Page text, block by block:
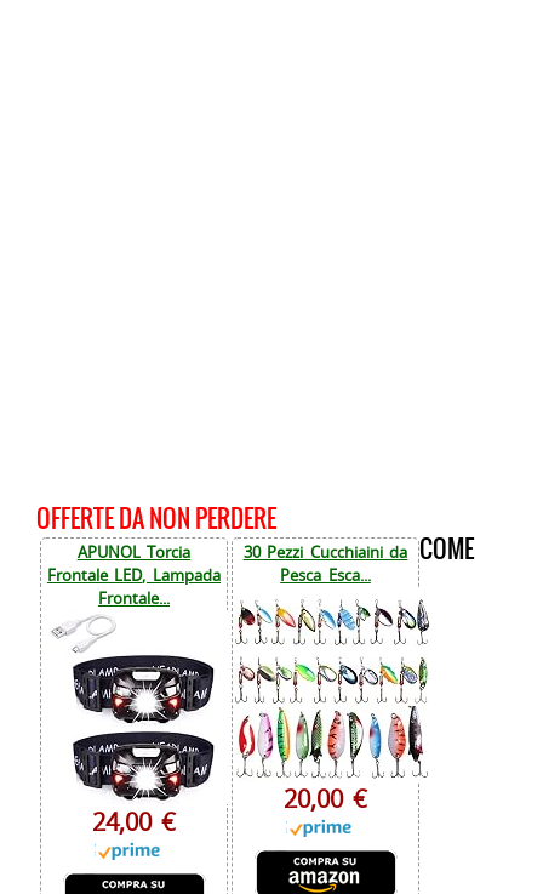
OFFERTE DA NON PERDERE
APUNOL Torcia
Frontale LED, Lampada
Frontale...
24,00 €
30 Pezzi Cucchiaini da
Pesca Esca...
20,00 €
COME